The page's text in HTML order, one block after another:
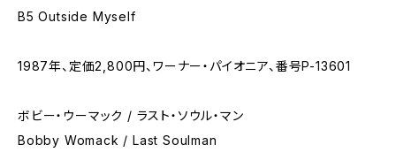
B5 Outside Myself
1987年、定価2,800円、ワーナー・パイオニア、番号P-13601
ボビー・ウーマック / ラスト・ソウル・マン
Bobby Womack / Last Soulman